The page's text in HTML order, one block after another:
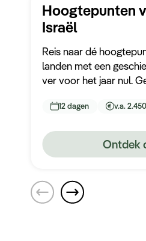
Hoogtepunten
Israël
Reis naar dé
landen met een
ver voor het jaar nul.
12 dagen v.a.
Ontdek